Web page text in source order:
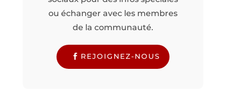
ou échanger avec les membres
de la communauté.
REJOIGNEZ-NOUS